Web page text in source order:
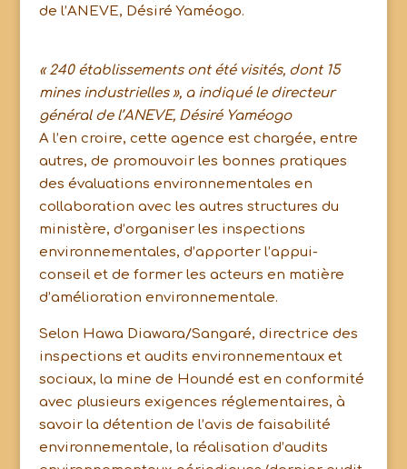
de l’ANEVE, Désiré Yaméogo.
« 240 établissements ont été visités, dont 15
mines industrielles », a indiqué le directeur
général de l’ANEVE, Désiré Yaméogo
A l’en croire, cette agence est chargée, entre
autres, de promouvoir les bonnes pratiques
des évaluations environnementales en
collaboration avec les autres structures du
ministère, d’organiser les inspections
environnementales, d’apporter l’appui-
conseil et de former les acteurs en matière
d’amélioration environnementale.
Selon Hawa Diawara/Sangaré, directrice des
inspections et audits environnementaux et
sociaux, la mine de Houndé est en conformité
avec plusieurs exigences réglementaires, à
savoir la détention de l’avis de faisabilité
environnementale, la réalisation d’audits